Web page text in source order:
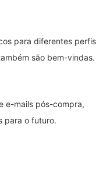
para diferentes perfis
são bem-vindas.
e-mails pós-compra,
para o futuro.